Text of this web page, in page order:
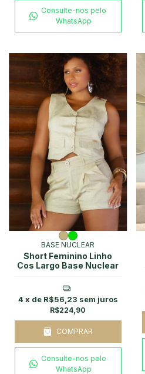
Consulte-nos pelo
WhatsApp
BASE NUCLEAR
Short Feminino Linho
Cos Largo Base Nuclear
R$224,90
4 x de R$56,23 sem juros
COMPRAR
Consulte-nos pelo
WhatsApp